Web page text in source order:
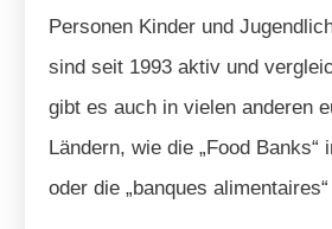
Personen Kinder und
sind seit 1993 aktiv und
gibt es auch in vielen anderen
Ländern, wie die „Food Banks“
oder die „banques